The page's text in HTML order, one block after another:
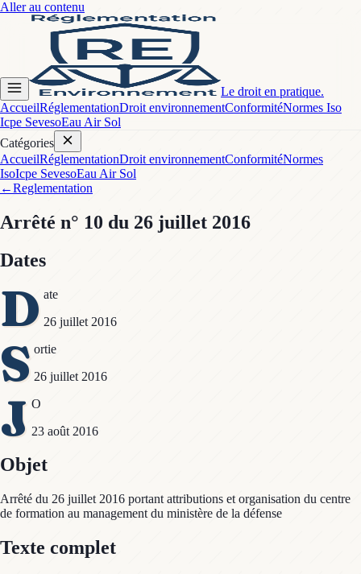
Aller au contenu
Le droit en pratique.
AccueilRéglementationDroit environnementConformitéNormes Iso
Icpe SevesoEau Air Sol
Catégories
AccueilRéglementationDroit environnementConformitéNormes
IsoIcpe SevesoEau Air Sol
←Reglementation
Arrêté n° 10 du 26 juillet 2016
Dates
D ate
26 juillet 2016
S ortie
26 juillet 2016
J O
23 août 2016
Objet
Arrêté du 26 juillet 2016 portant attributions et organisation du centre
de formation au management du ministère de la défense
Texte complet